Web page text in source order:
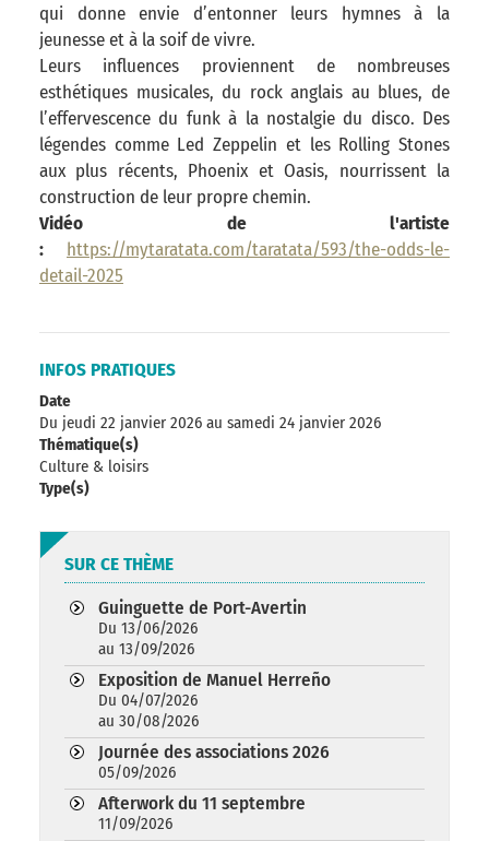
qui donne envie d’entonner leurs hymnes à la
jeunesse et à la soif de vivre.
Leurs influences proviennent de nombreuses
esthétiques musicales, du rock anglais au blues, de
l’effervescence du funk à la nostalgie du disco. Des
légendes comme Led Zeppelin et les Rolling Stones
aux plus récents, Phoenix et Oasis, nourrissent la
construction de leur propre chemin.
Vidéo de l'artiste
:
https://mytaratata.com/taratata/593/the-odds-le-
detail-2025
INFOS PRATIQUES
Date
Du jeudi 22 janvier 2026 au samedi 24 janvier 2026
Thématique(s)
Culture & loisirs
Type(s)
SUR CE THÈME
Guinguette de Port-Avertin
Du 13/06/2026
au 13/09/2026
Exposition de Manuel Herreño
Du 04/07/2026
au 30/08/2026
Journée des associations 2026
05/09/2026
Afterwork du 11 septembre
11/09/2026